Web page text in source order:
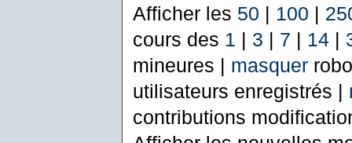
Afficher les 50 | 100 |
cours des 1 | 3 | 7 | 14|
mineures | masquer
utilisateurs enregistrés |
contributions